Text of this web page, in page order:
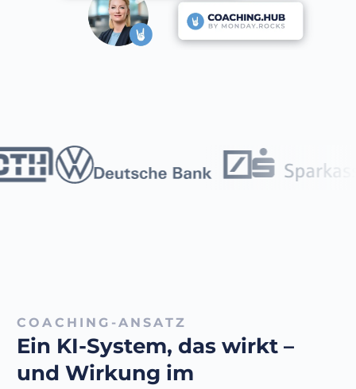
COACHING-ANSATZ
Ein KI-System, das wirkt –
und Wirkung im